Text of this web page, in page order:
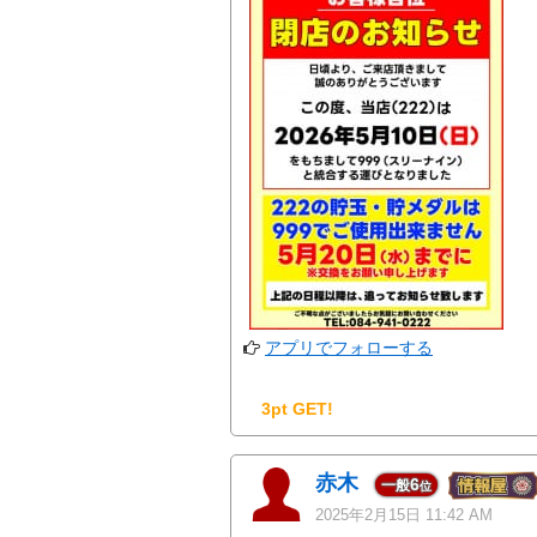
アプリでフォローする
3pt GET!
赤木 一般6位
2025年2月15日 11:42 AM